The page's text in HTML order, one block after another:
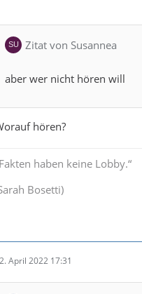
Zitat von Susannea
aber wer nicht hören will
hören?
haben keine Lobby.“
Bosetti)
April 2022 17:31